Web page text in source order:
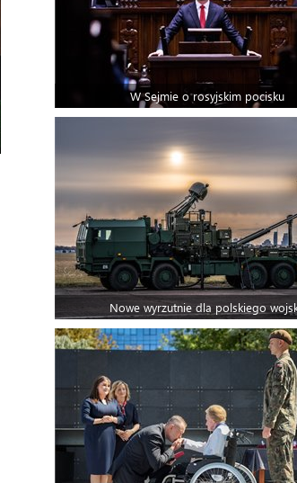
W Sejmie o rosyjskim pocisku
Nowe wyrzutnie dla polskiego